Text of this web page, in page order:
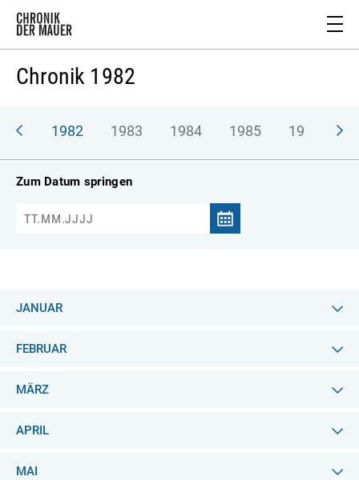
Chronik 1982
1982 1983 1984 1985 1986
Zum Datum springen
JANUAR
FEBRUAR
MÄRZ
APRIL
MAI